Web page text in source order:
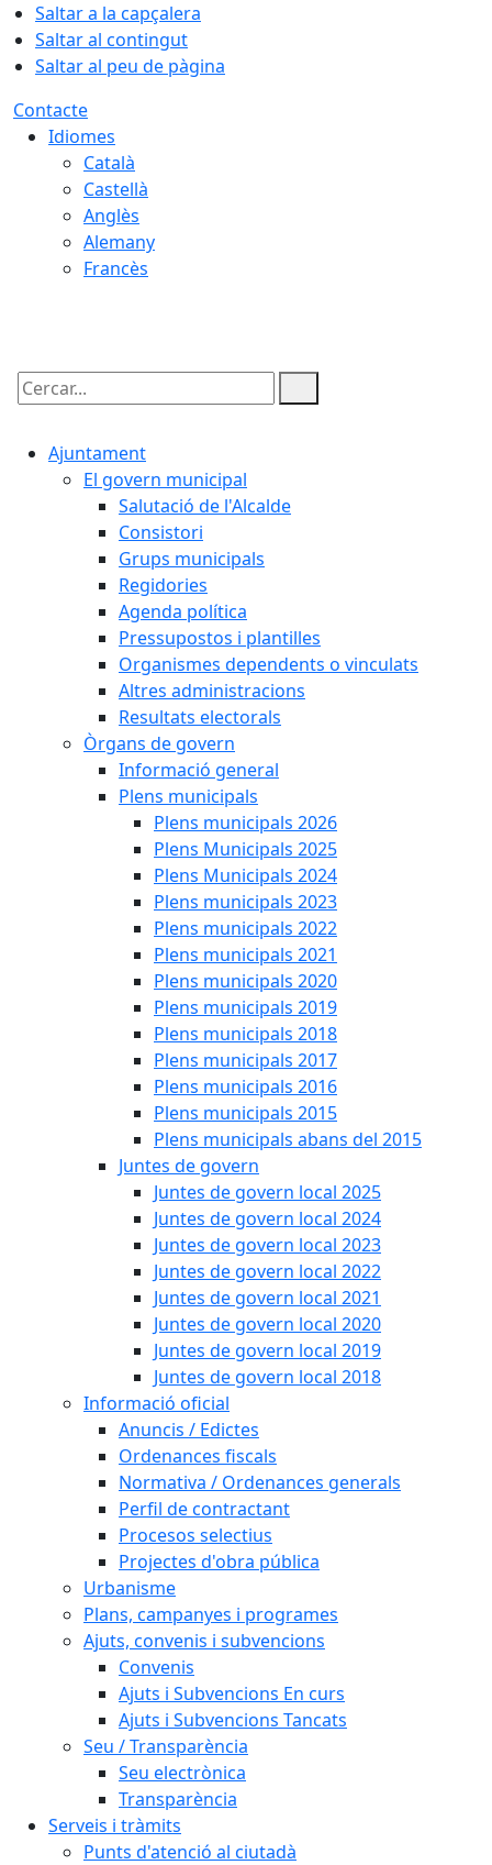
Saltar a la capçalera
Saltar al contingut
Saltar al peu de pàgina
Contacte
Idiomes
Català
Castellà
Anglès
Alemany
Francès
Cercar:
Ajuntament
El govern municipal
Salutació de l'Alcalde
Consistori
Grups municipals
Regidories
Agenda política
Pressupostos i plantilles
Organismes dependents o vinculats
Altres administracions
Resultats electorals
Òrgans de govern
Informació general
Plens municipals
Plens municipals 2026
Plens Municipals 2025
Plens Municipals 2024
Plens municipals 2023
Plens municipals 2022
Plens municipals 2021
Plens municipals 2020
Plens municipals 2019
Plens municipals 2018
Plens municipals 2017
Plens municipals 2016
Plens municipals 2015
Plens municipals abans del 2015
Juntes de govern
Juntes de govern local 2025
Juntes de govern local 2024
Juntes de govern local 2023
Juntes de govern local 2022
Juntes de govern local 2021
Juntes de govern local 2020
Juntes de govern local 2019
Juntes de govern local 2018
Informació oficial
Anuncis / Edictes
Ordenances fiscals
Normativa / Ordenances generals
Perfil de contractant
Procesos selectius
Projectes d'obra pública
Urbanisme
Plans, campanyes i programes
Ajuts, convenis i subvencions
Convenis
Ajuts i Subvencions En curs
Ajuts i Subvencions Tancats
Seu / Transparència
Seu electrònica
Transparència
Serveis i tràmits
Punts d'atenció al ciutadà